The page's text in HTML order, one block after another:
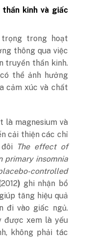
kinh và giấc
trong hoạt
thông qua việc
truyền thần kinh.
thể ảnh hưởng
cảm xúc và chất
là magnesium và
cải thiện các chỉ
The effect of
primary insomnia
controlled
) ghi nhận bổ
tăng hiệu quả
đi vào giấc ngủ.
được xem là yếu
không phải tác